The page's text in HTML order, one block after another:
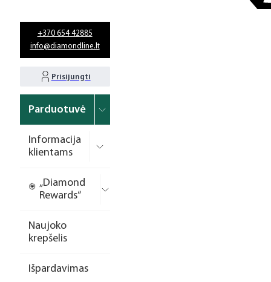
+370 654 42885
info@diamondline.lt
Prisijungti
Parduotuvė
Informacija
klientams
„Diamond
Rewards“
Naujoko
krepšelis
Išpardavimas